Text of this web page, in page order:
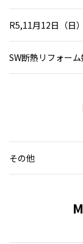
R5,11月12日（日
SW断熱リフォーム
その他